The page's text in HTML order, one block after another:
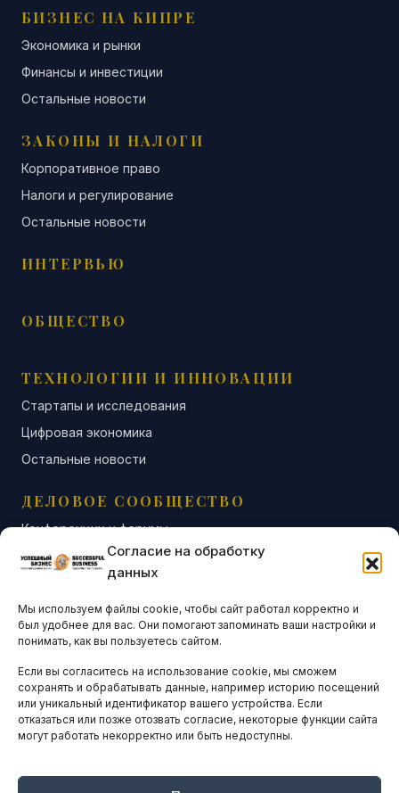
Согласие на обработку
данных
Мы используем файлы cookie, чтобы сайт работал корректно и
был удобнее для вас. Они помогают запоминать ваши настройки и
понимать, как вы пользуетесь сайтом.
Если вы согласитесь на использование cookie, мы сможем
сохранять и обрабатывать данные, например историю посещений
или уникальный идентификатор вашего устройства. Если
отказаться или позже отозвать согласие, некоторые функции сайта
могут работать некорректно или быть недоступны.
БИЗНЕС НА КИПРЕ
Экономика и рынки
Финансы и инвестиции
Остальные новости
ЗАКОНЫ И НАЛОГИ
Корпоративное право
Налоги и регулирование
Остальные новости
ИНТЕРВЬЮ
ОБЩЕСТВО
ТЕХНОЛОГИИ И ИННОВАЦИИ
Стартапы и исследования
Цифровая экономика
Остальные новости
ДЕЛОВОЕ СООБЩЕСТВО
Конференции и форумы
Бизнес-клубы и ассоциации
Остальные новости
АНАЛИТИКА И СТАТИСТИКА
ARTICLES IN ENGLISH
НАВИГАЦИЯ